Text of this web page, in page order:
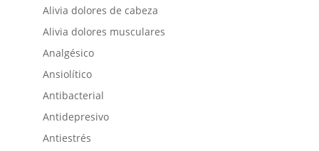
Alivia dolores de cabeza
Alivia dolores musculares
Analgésico
Ansiolítico
Antibacterial
Antidepresivo
Antiestrés